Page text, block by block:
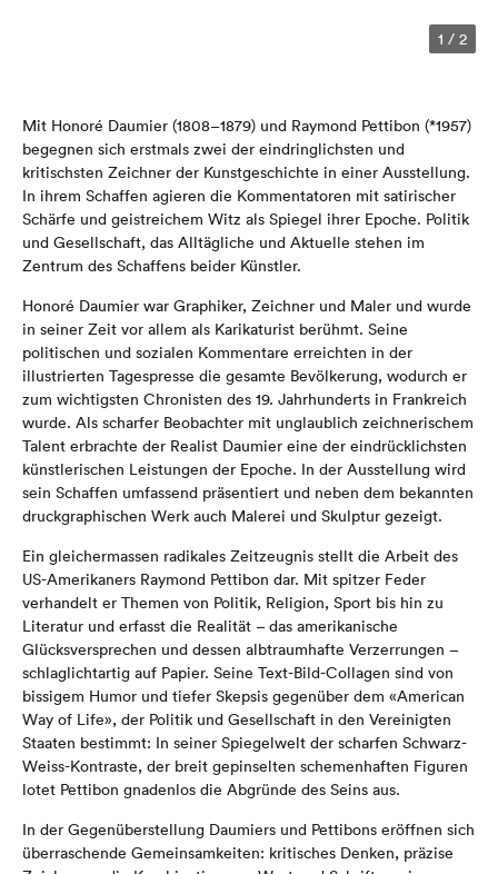
1 / 2
Mit Honoré Daumier (1808–1879) und Raymond Pettibon (*1957)
begegnen sich erstmals zwei der eindringlichsten und
kritischsten Zeichner der Kunstgeschichte in einer Ausstellung.
In ihrem Schaffen agieren die Kommentatoren mit satirischer
Schärfe und geistreichem Witz als Spiegel ihrer Epoche. Politik
und Gesellschaft, das Alltägliche und Aktuelle stehen im
Zentrum des Schaffens beider Künstler.
Honoré Daumier war Graphiker, Zeichner und Maler und wurde
in seiner Zeit vor allem als Karikaturist berühmt. Seine
politischen und sozialen Kommentare erreichten in der
illustrierten Tagespresse die gesamte Bevölkerung, wodurch er
zum wichtigsten Chronisten des 19. Jahrhunderts in Frankreich
wurde. Als scharfer Beobachter mit unglaublich zeichnerischem
Talent erbrachte der Realist Daumier eine der eindrücklichsten
künstlerischen Leistungen der Epoche. In der Ausstellung wird
sein Schaffen umfassend präsentiert und neben dem bekannten
druckgraphischen Werk auch Malerei und Skulptur gezeigt.
Ein gleichermassen radikales Zeitzeugnis stellt die Arbeit des
US-Amerikaners Raymond Pettibon dar. Mit spitzer Feder
verhandelt er Themen von Politik, Religion, Sport bis hin zu
Literatur und erfasst die Realität – das amerikanische
Glücksversprechen und dessen albtraumhafte Verzerrungen –
schlaglichtartig auf Papier. Seine Text-Bild-Collagen sind von
bissigem Humor und tiefer Skepsis gegenüber dem «American
Way of Life», der Politik und Gesellschaft in den Vereinigten
Staaten bestimmt: In seiner Spiegelwelt der scharfen Schwarz-
Weiss-Kontraste, der breit gepinselten schemenhaften Figuren
lotet Pettibon gnadenlos die Abgründe des Seins aus.
In der Gegenüberstellung Daumiers und Pettibons eröffnen sich
überraschende Gemeinsamkeiten: kritisches Denken, präzise